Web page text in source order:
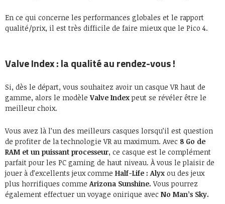
En ce qui concerne les performances globales et le rapport
qualité/prix, il est très difficile de faire mieux que le Pico 4.
Valve Index : la qualité au rendez-vous !
Si, dès le départ, vous souhaitez avoir un casque VR haut de
gamme, alors le modèle Valve Indexpeut se révéler être le
meilleur choix.
Vous avez là l’un des meilleurs casques lorsqu’il est question
de profiter de la technologie VR au maximum. Avec 8 Go de
RAM et un puissant processeur, ce casque est le complément
parfait pour les PC gaming de haut niveau. À vous le plaisir de
jouer à d’excellents jeux comme Half-Life : Alyx ou des jeux
plus horrifiques comme Arizona Sunshine.Vous pourrez
également effectuer un voyage onirique avec No Man’s Sky.